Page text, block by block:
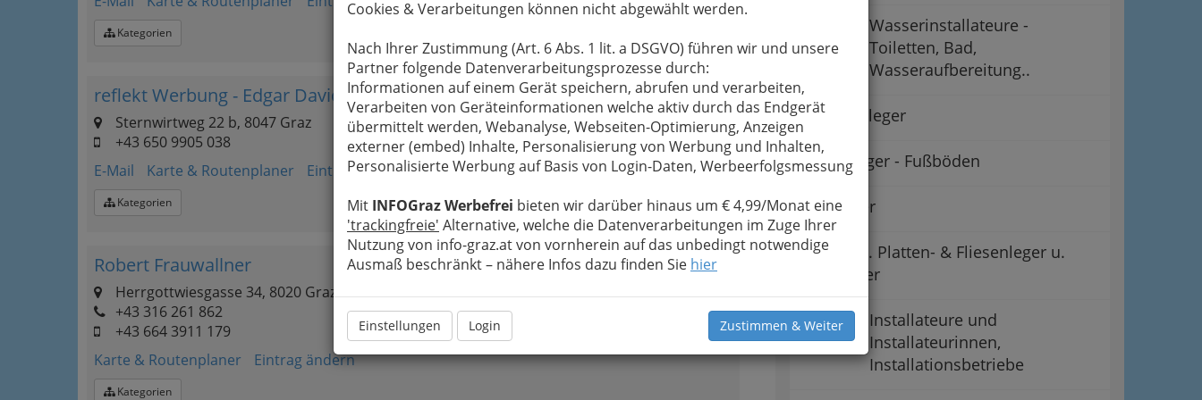
Cookies & Verarbeitungen können nicht abgewählt werden.
Nach Ihrer Zustimmung (Art. 6 Abs. 1 lit. a DSGVO) führen wir und unsere
Partner folgende Datenverarbeitungsprozesse durch:
Informationen auf einem Gerät speichern, abrufen und verarbeiten,
Verarbeiten von Geräteinformationen welche aktiv durch das Endgerät
übermittelt werden, Webanalyse, Webseiten-Optimierung, Anzeigen
externer (embed) Inhalte, Personalisierung von Werbung und Inhalten,
Personalisierte Werbung auf Basis von Login-Daten, Werbeerfolgsmessung
Mit INFOGraz Werbefrei bieten wir darüber hinaus um € 4,99/Monat eine
'trackingfreie' Alternative, welche die Datenverarbeitungen im Zuge Ihrer
Nutzung von info-graz.at von vornherein auf das unbedingt notwendige
Ausmaß beschränkt – nähere Infos dazu finden Sie hier
Einstellungen Login Zustimmen & Weiter
Kategorien
2
reflekt Werbung - Edgar David Kienzl – Werbeunternehmen
Sternwirtweg 22 b, 8047 Graz
+43 650 9905 038
E-Mail
Karte & Routenplaner Eintrag ändern
Kategorien
3
Robert Frauwallner
Herrgottwiesgasse 34, 8020 Graz
+43 316 261 862
+43 664 3911 179
Karte & Routenplaner
Eintrag ändern
Kategorien
Wasserinstallateure -
Toiletten, Bad,
Wasseraufbereitung..
Belagverleger
Bodenleger - Fußböden
Drechsler
Hafner u. Platten- & Fliesenleger u.
Keramiker
Installateure und
Installateurinnen,
Installationsbetriebe